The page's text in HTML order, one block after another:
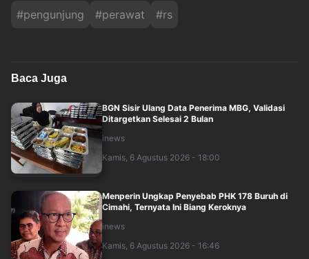
#pengunjung #perawat #rs
Baca Juga
BGN Sisir Ulang Data Penerima MBG, Validasi
Ditargetkan Selesai 2 Bulan
inews
Kamis, 6 Agustus 2026 - 18:00
Menperin Ungkap Penyebab PHK 178 Buruh di
Cimahi, Ternyata Ini Biang Keroknya
inews
Kamis, 6 Agustus 2026 - 16:46